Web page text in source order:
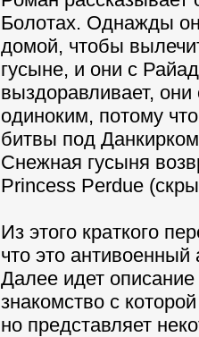
Болотах. Однажды
домой, чтобы
гусыне, и они с
выздоравливает,
одиноким, потому
битвы под
Снежная гусыня
Princess Perdue
Из этого краткого
что это
Далее идет описание
знакомство с
но представляет